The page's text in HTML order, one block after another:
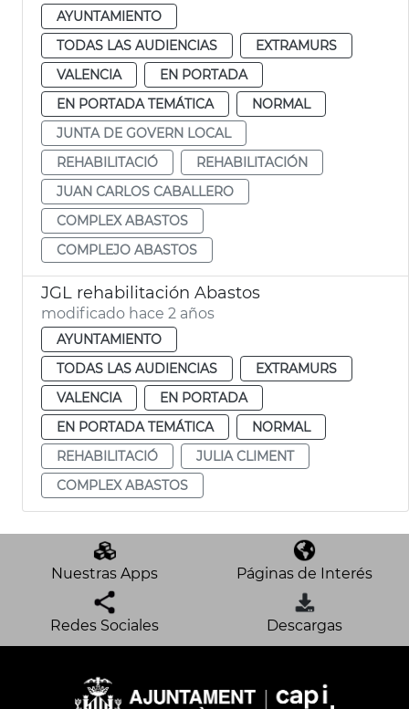
AYUNTAMIENTO
TODAS LAS AUDIENCIAS
EXTRAMURS
VALENCIA
EN PORTADA
EN PORTADA TEMÁTICA
NORMAL
JUNTA DE GOVERN LOCAL
REHABILITACIÓ
REHABILITACIÓN
JUAN CARLOS CABALLERO
COMPLEX ABASTOS
COMPLEJO ABASTOS
JGL rehabilitación Abastos
modificado hace 2 años
AYUNTAMIENTO
TODAS LAS AUDIENCIAS
EXTRAMURS
VALENCIA
EN PORTADA
EN PORTADA TEMÁTICA
NORMAL
REHABILITACIÓ
JULIA CLIMENT
COMPLEX ABASTOS
Nuestras Apps Páginas de Interés
Redes Sociales Descargas